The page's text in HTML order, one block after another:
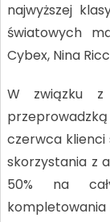
najwyższej
światowych
Cybex, Nina
W związku z
czerwca klienci
skorzystania z
50% na